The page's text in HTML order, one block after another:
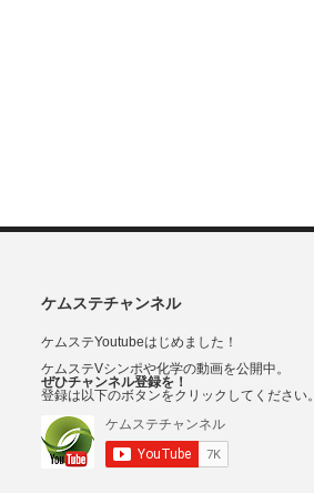
ケムステチャンネル
ケムステYoutubeはじめました！
ケムステVシンポや化学の動画を公開中。
ぜひチャンネル登録を！
登録は以下のボタンをクリックしてください。